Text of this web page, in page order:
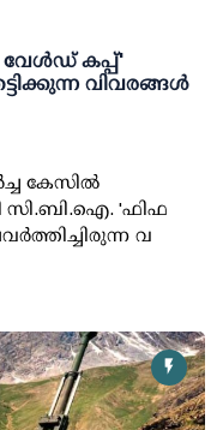
വേള്‍ഡ് കപ്പ്'
വിവരങ്ങള്‍
കേസില്‍
സി.ബി.ഐ. 'ഫിഫ
വ